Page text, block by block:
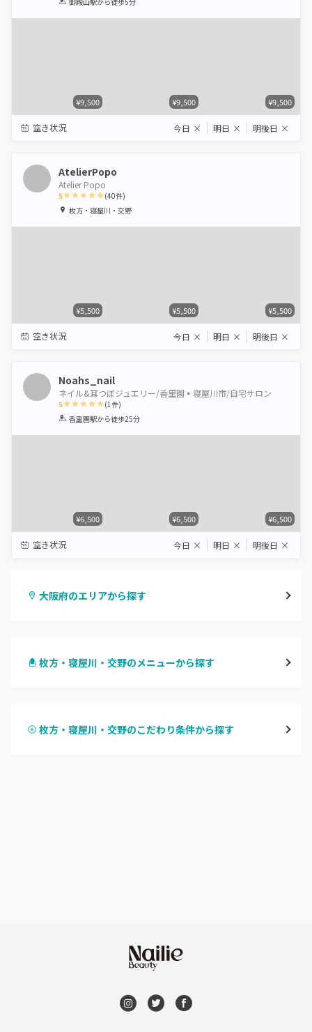
¥9,500 ¥9,500 ¥9,500
空き状況 今日 × 明日 × 明後日 ×
AtelierPopo
Atelier Popo
5
1 2 3 4 5
(40件)
枚方・寝屋川・交野
¥5,500 ¥5,500 ¥5,500
空き状況 今日 × 明日 × 明後日 ×
Noahs_nail
ネイル&耳つぼジュエリー/香里園▪️寝屋川市/自宅サロン
5
1 2 3 4 5
(1件)
香里園駅から徒歩25分
¥6,500 ¥6,500 ¥6,500
空き状況 今日 × 明日 × 明後日 ×
大阪府のエリアから探す
心斎橋・南船場・アメ村
枚方・寝屋川・交野のメニューから探す
ハンドスカルプ
枚方・寝屋川・交野のこだわり条件から探す